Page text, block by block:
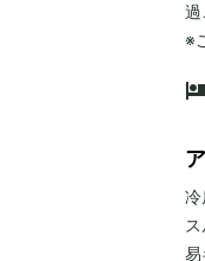
過
※